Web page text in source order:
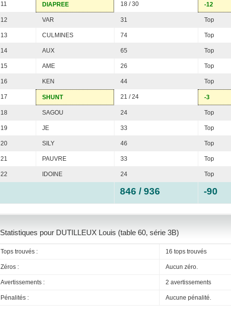
11 DIAPREE 18 / 30 -12
12 VAR 31 Top
13 CULMINES 74 Top
14 AUX 65 Top
15 AME 26 Top
16 KEN 44 Top
17 SHUNT 21 / 24 -3
18 SAGOU 24 Top
19 JE 33 Top
20 SILY 46 Top
21 PAUVRE 33 Top
22 IDOINE 24 Top
846 / 936 -90
Statistiques pour DUTILLEUX Louis (table 60, série 3B)
Tops trouvés : 16 tops trouvés
Zéros : Aucun zéro.
Avertissements : 2 avertissements
Pénalités : Aucune pénalité.